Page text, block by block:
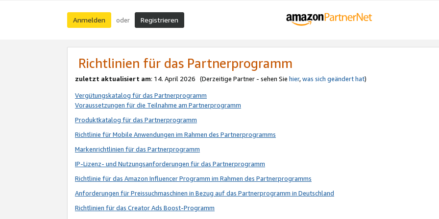
Anmelden oder Registrieren
Richtlinien für das Partnerprogramm
zuletzt aktualisiert am: 14. April 2026 (Derzeitige Partner - sehen Sie hier,was sich geändert hat)
Vergütungskatalog für das Partnerprogramm
Voraussetzungen für die Teilnahme am Partnerprogramm
Produktkatalog für das Partnerprogramm
Richtlinie für Mobile Anwendungen im Rahmen des Partnerprogramms
Markenrichtlinien für das Partnerprogramm
IP-Lizenz- und Nutzungsanforderungen für das Partnerprogramm
Richtlinie für das Amazon Influencer Programm im Rahmen des Partnerprogramms
Anforderungen für Preissuchmaschinen in Bezug auf das Partnerprogramm in Deutschland
Richtlinien für das Creator Ads Boost-Programm